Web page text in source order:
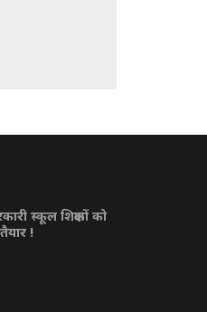
स्कूल शिक्षकों को
!